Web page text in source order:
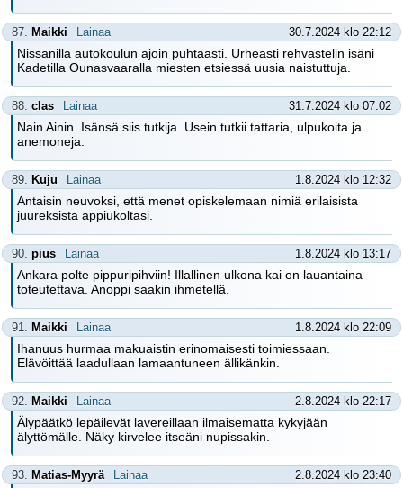
87. Maikki Lainaa 30.7.2024 klo 22:12
Nissanilla autokoulun ajoin puhtaasti. Urheasti rehvastelin isäni
Kadetilla Ounasvaaralla miesten etsiessä uusia naistuttuja.
88. clas Lainaa 31.7.2024 klo 07:02
Nain Ainin. Isänsä siis tutkija. Usein tutkii tattaria, ulpukoita ja
anemoneja.
89. Kuju Lainaa 1.8.2024 klo 12:32
Antaisin neuvoksi, että menet opiskelemaan nimiä erilaisista
juureksista appiukoltasi.
90. pius Lainaa 1.8.2024 klo 13:17
Ankara polte pippuripihviin! Illallinen ulkona kai on lauantaina
toteutettava. Anoppi saakin ihmetellä.
91. Maikki Lainaa 1.8.2024 klo 22:09
Ihanuus hurmaa makuaistin erinomaisesti toimiessaan.
Elävöittää laadullaan lamaantuneen ällikänkin.
92. Maikki Lainaa 2.8.2024 klo 22:17
Älypäätkö lepäilevät lavereillaan ilmaisematta kykyjään
älyttömälle. Näky kirvelee itseäni nupissakin.
93. Matias-Myyrä Lainaa 2.8.2024 klo 23:40